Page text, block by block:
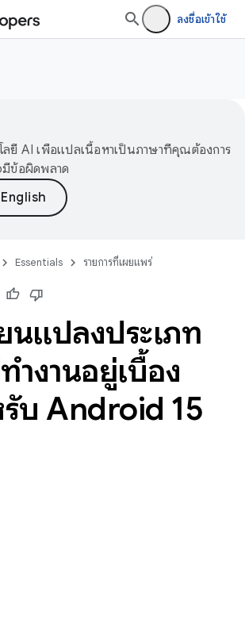
ลงชื่อเข้าใช้
ยี AI เพื่อแปลเนื้อหาเป็นภาษาที่คุณต้องการ
มีข้อผิดพลาด
Essentials รายการที่เผยแพร่
นแปลงประเภท
ำงานอยู่เบื้อง
บ Android 15